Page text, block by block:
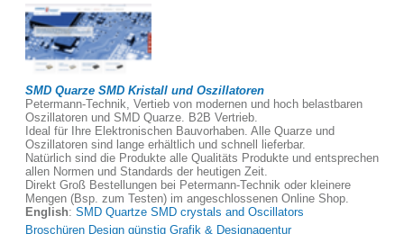
SMD Quarze SMD Kristall und Oszillatoren
Petermann-Technik, Vertieb von modernen und hoch belastbaren
Oszillatoren und SMD Quarze. B2B Vertrieb.
Ideal für Ihre Elektronischen Bauvorhaben. Alle Quarze und
Oszillatoren sind lange erhältlich und schnell lieferbar.
Natürlich sind die Produkte alle Qualitäts Produkte und entsprechen
allen Normen und Standards der heutigen Zeit.
Direkt Groß Bestellungen bei Petermann-Technik oder kleinere
Mengen (Bsp. zum Testen) im angeschlossenen Online Shop.
English: SMD Quartze SMD crystals and Oscillators
Broschüren Design günstig Grafik & Designagentur